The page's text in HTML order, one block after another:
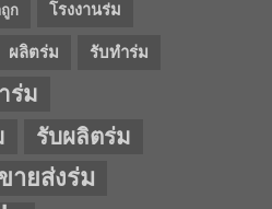
ก โรงงานร่ม
ผลิตร่ม รับทำร่ม
ร่ม
รับผลิตร่ม
ายส่งร่ม